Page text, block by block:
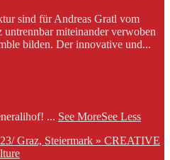
sind für Andreas Gratl vom
miteinander verwoben
bilden. Der innovative und...
... See MoreSee Less
Graz, Steiermark » CREATIVE